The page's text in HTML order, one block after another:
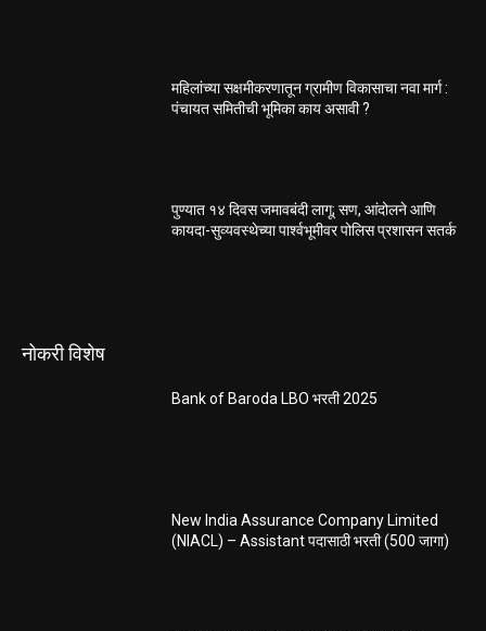
महिलांच्या सक्षमीकरणातून ग्रामीण विकासाचा नवा मार्ग :
पंचायत समितीची भूमिका काय असावी ?
पुण्यात १४ दिवस जमावबंदी लागू; सण, आंदोलने आणि
कायदा-सुव्यवस्थेच्या पार्श्वभूमीवर पोलिस प्रशासन सतर्क
नोकरी विशेष
Bank of Baroda LBO भरती 2025
New India Assurance Company Limited
(NIACL) – Assistant पदासाठी भरती (500 जागा)